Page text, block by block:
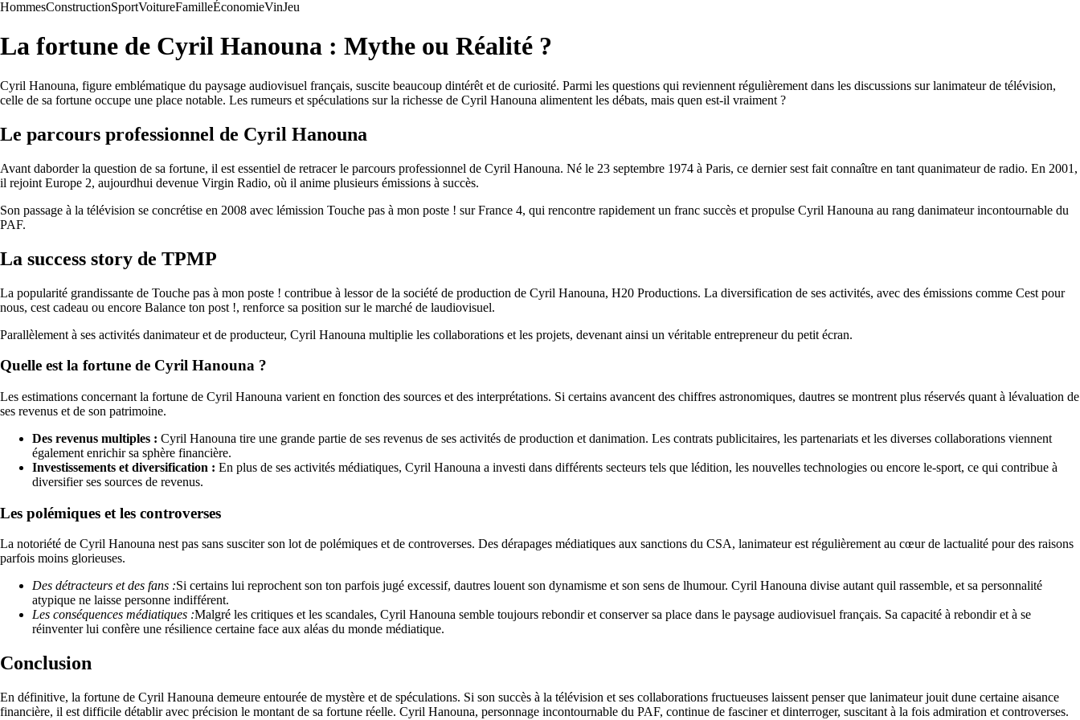
HommesConstructionSportVoitureFamilleÉconomieVinJeu
La fortune de Cyril Hanouna : Mythe ou Réalité ?
Cyril Hanouna, figure emblématique du paysage audiovisuel français, suscite beaucoup dintérêt et de curiosité. Parmi les questions qui reviennent régulièrement dans les discussions sur lanimateur de télévision,
celle de sa fortune occupe une place notable. Les rumeurs et spéculations sur la richesse de Cyril Hanouna alimentent les débats, mais quen est-il vraiment ?
Le parcours professionnel de Cyril Hanouna
Avant daborder la question de sa fortune, il est essentiel de retracer le parcours professionnel de Cyril Hanouna. Né le 23 septembre 1974 à Paris, ce dernier sest fait connaître en tant quanimateur de radio. En 2001,
il rejoint Europe 2, aujourdhui devenue Virgin Radio, où il anime plusieurs émissions à succès.
Son passage à la télévision se concrétise en 2008 avec lémission Touche pas à mon poste ! sur France 4, qui rencontre rapidement un franc succès et propulse Cyril Hanouna au rang danimateur incontournable du
PAF.
La success story de TPMP
La popularité grandissante de Touche pas à mon poste ! contribue à lessor de la société de production de Cyril Hanouna, H20 Productions. La diversification de ses activités, avec des émissions comme Cest pour
nous, cest cadeau ou encore Balance ton post !, renforce sa position sur le marché de laudiovisuel.
Parallèlement à ses activités danimateur et de producteur, Cyril Hanouna multiplie les collaborations et les projets, devenant ainsi un véritable entrepreneur du petit écran.
Quelle est la fortune de Cyril Hanouna ?
Les estimations concernant la fortune de Cyril Hanouna varient en fonction des sources et des interprétations. Si certains avancent des chiffres astronomiques, dautres se montrent plus réservés quant à lévaluation de
ses revenus et de son patrimoine.
Des revenus multiples : Cyril Hanouna tire une grande partie de ses revenus de ses activités de production et danimation. Les contrats publicitaires, les partenariats et les diverses collaborations viennent
également enrichir sa sphère financière.
Investissements et diversification : En plus de ses activités médiatiques, Cyril Hanouna a investi dans différents secteurs tels que lédition, les nouvelles technologies ou encore le-sport, ce qui contribue à
diversifier ses sources de revenus.
Les polémiques et les controverses
La notoriété de Cyril Hanouna nest pas sans susciter son lot de polémiques et de controverses. Des dérapages médiatiques aux sanctions du CSA, lanimateur est régulièrement au cœur de lactualité pour des raisons
parfois moins glorieuses.
Des détracteurs et des fans :Si certains lui reprochent son ton parfois jugé excessif, dautres louent son dynamisme et son sens de lhumour. Cyril Hanouna divise autant quil rassemble, et sa personnalité
atypique ne laisse personne indifférent.
Les conséquences médiatiques :Malgré les critiques et les scandales, Cyril Hanouna semble toujours rebondir et conserver sa place dans le paysage audiovisuel français. Sa capacité à rebondir et à se
réinventer lui confère une résilience certaine face aux aléas du monde médiatique.
Conclusion
En définitive, la fortune de Cyril Hanouna demeure entourée de mystère et de spéculations. Si son succès à la télévision et ses collaborations fructueuses laissent penser que lanimateur jouit dune certaine aisance
financière, il est difficile détablir avec précision le montant de sa fortune réelle. Cyril Hanouna, personnage incontournable du PAF, continue de fasciner et dinterroger, suscitant à la fois admiration et controverses.